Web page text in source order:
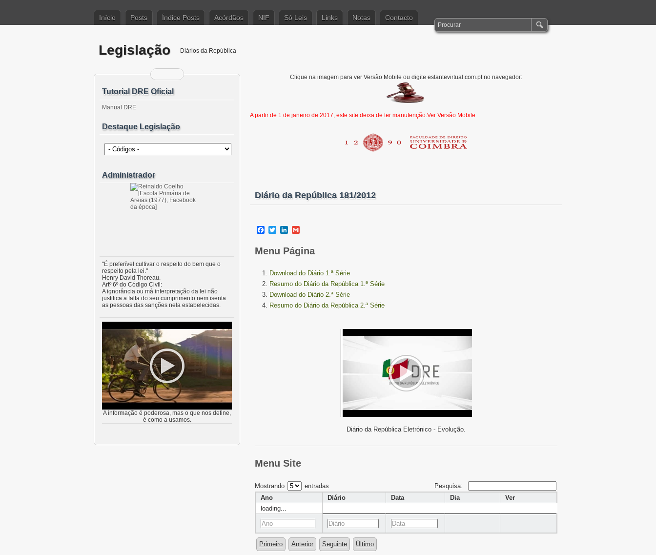
Início Posts Índice Posts Acórdãos NIF Só Leis Links Notas Contacto
Legislação Diários da República
Clique na imagem para ver Versão Mobile ou digite estantevirtual.com.pt no navegador:
A partir de 1 de janeiro de 2017, este site deixa de ter manutenção.Ver Versão Mobile
Diário da República 181/2012
Facebook
TwitterLinkedIn
Menu Página
Download do Diário 1.ª Série
Resumo do Diário da República 1.ª Série
Download do Diário 2.ª Série
Resumo do Diário da República 2.ª Série
Diário da República Eletrónico - Evolução.
Menu Site
Mostrando entradas
Pesquisa:
Ano
Diário Data Dia
Ver
loading...
Primeiro Anterior Seguinte Último
Tutorial DRE Oficial
Manual DRE
Destaque Legislação
Administrador
"É preferível cultivar o respeito do bem que o
respeito pela lei."
Henry David Thoreau.
Artº 6º do Código Civil:
A ignorância ou má interpretação da lei não
justifica a falta do seu cumprimento nem isenta
as pessoas das sanções nela estabelecidas.
A informação é poderosa, mas o que nos define,
é como a usamos.